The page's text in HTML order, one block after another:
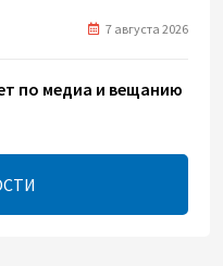
7 августа 2026
по медиа и вещанию
7 августа 2026
рынок и вводит